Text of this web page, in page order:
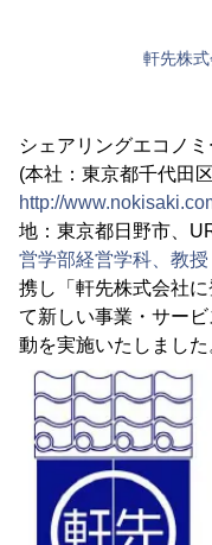
軒先株
シェアリングエコノ
(本社：東京都千代田
http://
地：東京都日野市、
営学部経営学科、教
携し「軒先株式会社
て新しい事業・サー
動を実施いたしました